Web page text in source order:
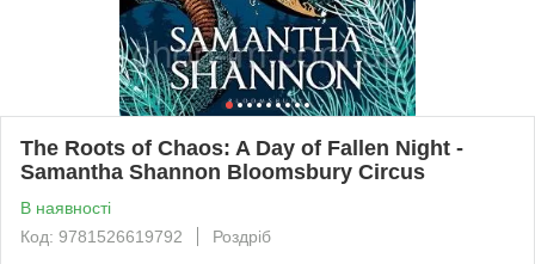
The Roots of Chaos: A Day of Fallen Night -
Samantha Shannon Bloomsbury Circus
В наявності
Код: 9781526619792
Роздріб